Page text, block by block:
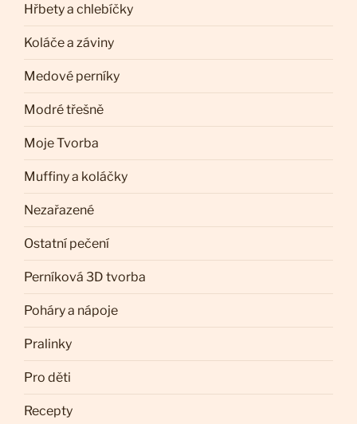
Hřbety a chlebíčky
Koláče a záviny
Medové perníky
Modré třešně
Moje Tvorba
Muffiny a koláčky
Nezařazené
Ostatní pečení
Perníková 3D tvorba
Poháry a nápoje
Pralinky
Pro děti
Recepty